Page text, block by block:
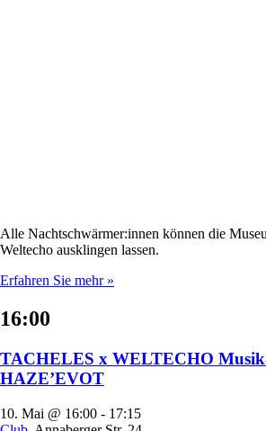
Alle Nachtschwärmer:innen können die
Weltecho ausklingen lassen.
Erfahren Sie mehr »
16:00
TACHELES x WELTECHO
HAZE’EVOT
10. Mai @ 16:00 - 17:15